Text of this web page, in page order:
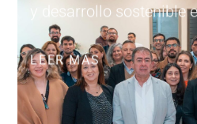
y desarrollo sostenible
LEER MÁS